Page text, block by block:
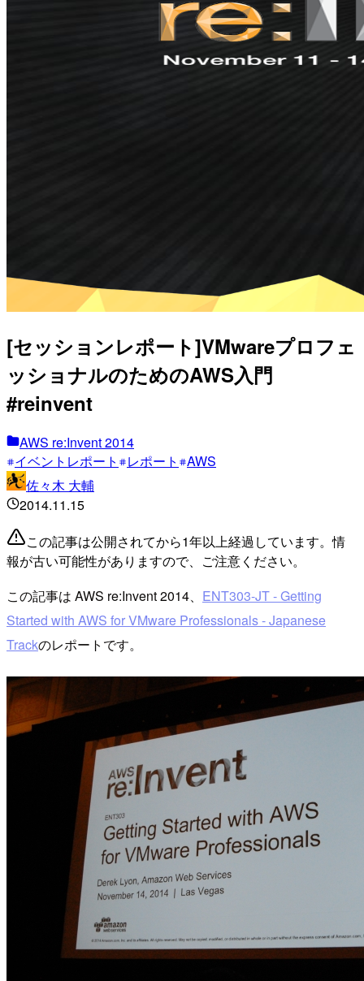
[セッションレポート]VMwareプロフェ
ッショナルのためのAWS入門
#reinvent
AWS re:Invent 2014
イベントレポート
レポート
AWS
佐々木 大輔
2014.11.15
この記事は公開されてから1年以上経過しています。情
報が古い可能性がありますので、ご注意ください。
この記事は AWS re:Invent 2014、 ENT303-JT - Getting
Started with AWS for VMware Professionals - Japanese
Trackのレポートです。